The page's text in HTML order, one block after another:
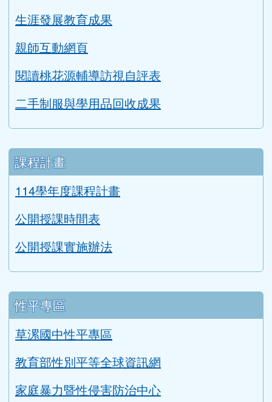
評鑑專區
教學正常化資料
永續校園與環境教育評鑑
英語教學成果
健康促進學校輔導訪視平台
防災教育宣導
生涯發展教育成果
親師互動網頁
閱讀桃花源輔導訪視自評表
二手制服與學用品回收成果
課程計畫
114學年度課程計畫